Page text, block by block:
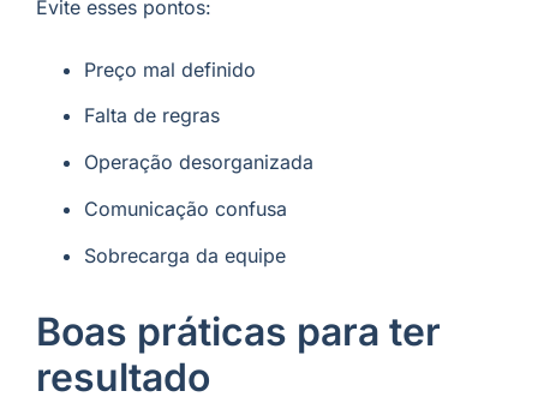
Evite esses pontos:
Preço mal definido
Falta de regras
Operação desorganizada
Comunicação confusa
Sobrecarga da equipe
Boas práticas para ter
resultado